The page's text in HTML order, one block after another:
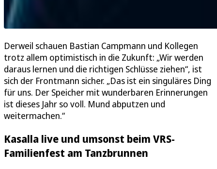
Derweil schauen Bastian Campmann und Kollegen
trotz allem optimistisch in die Zukunft: „Wir werden
daraus lernen und die richtigen Schlüsse ziehen“, ist
sich der Frontmann sicher. „Das ist ein singuläres Ding
für uns. Der Speicher mit wunderbaren Erinnerungen
ist dieses Jahr so voll. Mund abputzen und
weitermachen.“
Kasalla live und umsonst beim VRS-
Familienfest am Tanzbrunnen